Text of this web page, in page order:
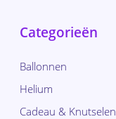
Categorieën
Ballonnen
Helium
Cadeau & Knutselen